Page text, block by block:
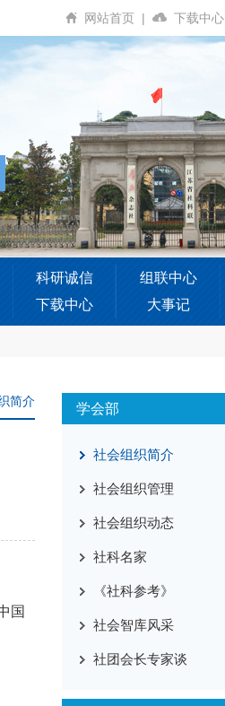
网站首页 | 下载中心
科研诚信 组联中心
下载中心
大事记
简介
国
学会部
社会组织简介
社会组织管理
社会组织动态
社科名家
《社科参考》
社会智库风采
社团会长专家谈